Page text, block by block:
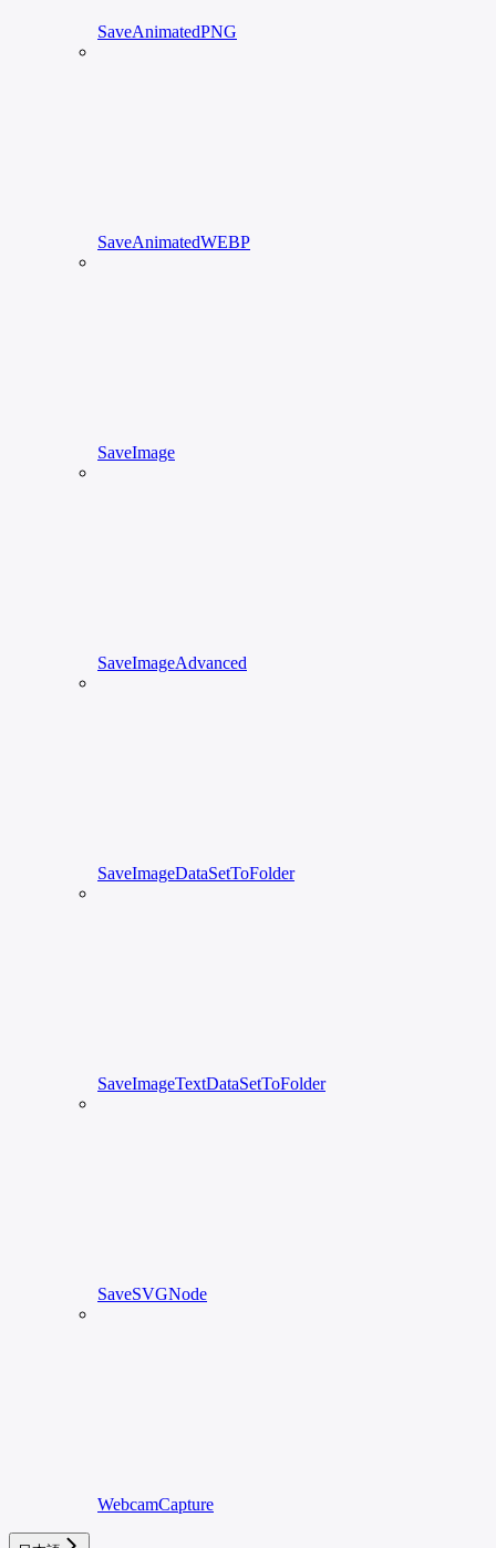
SaveAnimatedPNG
SaveAnimatedWEBP
SaveImage
SaveImageAdvanced
SaveImageDataSetToFolder
SaveImageTextDataSetToFolder
SaveSVGNode
WebcamCapture